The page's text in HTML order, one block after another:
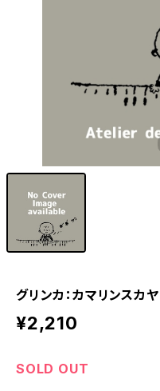
グリンカ：カマリンスカ
¥2,210
SOLD OUT